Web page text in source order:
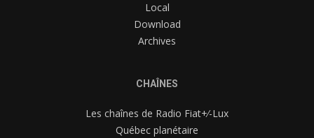
Local
Download
Archives
CHAÎNES
Les chaînes de Radio Fiat+⁄-Lux
Québec planétaire